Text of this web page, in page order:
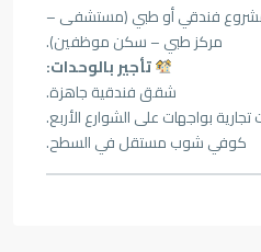
فندقي أو طبي (مستشفى –
مركز طبي – سكن موظفين).
تأجير بالوحدات:
شقق فندقية جاهزة.
بواجهات على الشوارع الأربع.
كوفي شوب مستقل في السطح.